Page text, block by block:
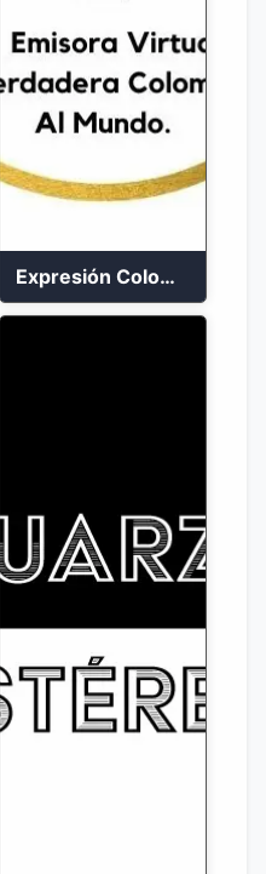
Expresión Colombia Radio en vivo 24/7